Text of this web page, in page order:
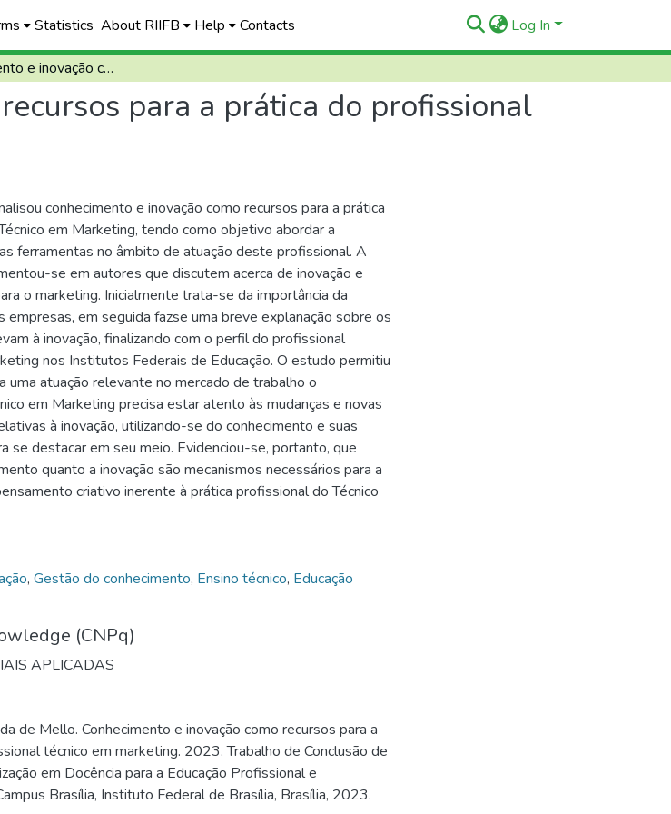
Statistics About RIIFB Help Contacts Log In
Conhecimento e inovação como recursos para a prática do profissional técnico em marketing
para a prática do profissional
conhecimento e inovação como recursos para a prática
em Marketing, tendo como objetivo abordar a
ferramentas no âmbito de atuação deste profissional. A
se em autores que discutem acerca de inovação e
o marketing. Inicialmente trata-se da importância da
empresas, em seguida fazse uma breve explanação sobre os
à inovação, finalizando com o perfil do profissional
nos Institutos Federais de Educação. O estudo permitiu
uma atuação relevante no mercado de trabalho o
em Marketing precisa estar atento às mudanças e novas
à inovação, utilizando-se do conhecimento e suas
se destacar em seu meio. Evidenciou-se, portanto, que
quanto a inovação são mecanismos necessários para a
criativo inerente à prática profissional do Técnico
, Gestão do conhecimento, Ensino técnico, Educação
(CNPq)
APLICADAS
de Mello. Conhecimento e inovação como recursos para a
técnico em marketing. 2023. Trabalho de Conclusão de
em Docência para a Educação Profissional e
Brasília, Instituto Federal de Brasília, Brasília, 2023.